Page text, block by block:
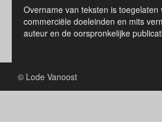
Overname van teksten is toegelaten
commerciële doeleinden en mits
auteur en de oorspronkelijke
© Lode Vanoost